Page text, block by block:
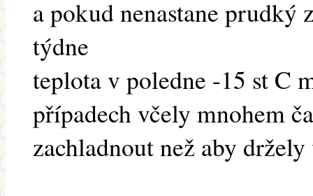
a pokud nenastane prudký
týdne
teplota v poledne -15 st C
případech včely mnohem
zachladnout než aby